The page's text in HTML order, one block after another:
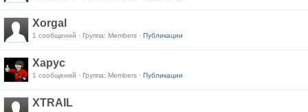
Xorgal
1 сообщений · Группа: Members · Публикации
Xapyc
1 сообщений · Группа: Members · Публикации
XTRAIL